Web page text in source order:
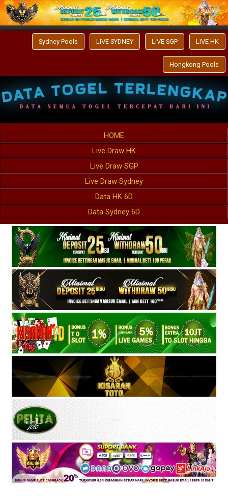
LIVE HK
LIVE SGP
LIVE SYDNEY
Sydney Pools
Hongkong Pools
HOME
Live Draw HK
Live Draw SGP
Live Draw Sydney
Data HK 6D
Data Sydney 6D